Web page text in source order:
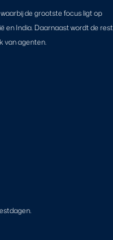
de grootste focus ligt op
en India. Daarnaast wordt de rest
van agenten.